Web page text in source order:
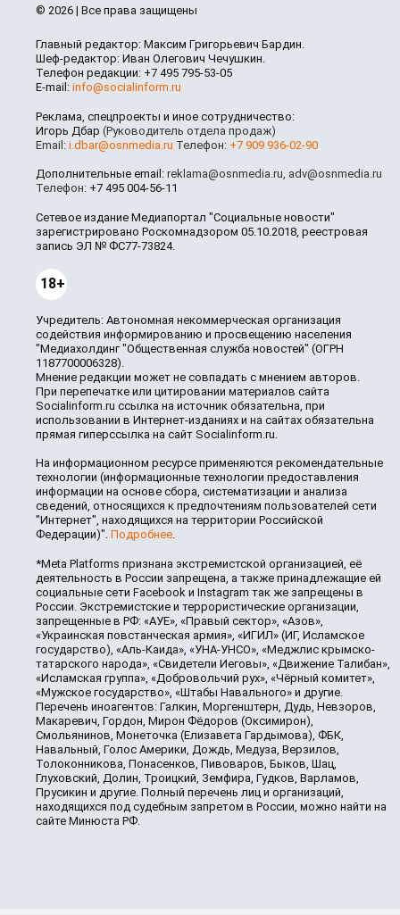
© 2026 | Все права защищены
Главный редактор: Максим Григорьевич Бардин.
Шеф-редактор: Иван Олегович Чечушкин.
Телефон редакции: +7 495 795-53-05
E-mail: info@socialinform.ru
Реклама, спецпроекты и иное сотрудничество:
Игорь Дбар (Руководитель отдела продаж)
Email: i.dbar@osnmedia.ru Телефон: +7 909 936-02-90
Дополнительные email: reklama@osnmedia.ru adv@osnmedia.ru
Телефон: +7 495 004-56-11
Сетевое издание Медиапортал "Социальные новости"
зарегистрировано Роскомнадзором 05.10.2018, реестровая
запись ЭЛ № ФС77-73824.
18+
Учредитель: Автономная некоммерческая организация
содействия информированию и просвещению населения
"Медиахолдинг "Общественная служба новостей" (ОГРН
1187700006328).
Мнение редакции может не совпадать с мнением авторов.
При перепечатке или цитировании материалов сайта
Socialinform.ru ссылка на источник обязательна, при
использовании в Интернет-изданиях и на сайтах обязательна
прямая гиперссылка на сайт Socialinform.ru.
На информационном ресурсе применяются рекомендательные
технологии (информационные технологии предоставления
информации на основе сбора, систематизации и анализа
сведений, относящихся к предпочтениям пользователей сети
"Интернет", находящихся на территории Российской
Федерации)". Подробнее
*Meta Platforms признана экстремистской организацией, её
деятельность в России запрещена, а также принадлежащие ей
социальные сети Facebook и Instagram так же запрещены в
России. Экстремистские и террористические организации,
запрещенные в РФ: «АУЕ», «Правый сектор», «Азов»,
«Украинская повстанческая армия», «ИГИЛ» (ИГ, Исламское
государство), «Аль-Каида», «УНА-УНСО», «Меджлис крымско-
татарского народа», «Свидетели Иеговы», «Движение Талибан»,
«Исламская группа», «Добровольчий рух», «Чёрный комитет»,
«Мужское государство», «Штабы Навального» и другие.
Перечень иноагентов: Галкин, Моргенштерн, Дудь, Невзоров,
Макаревич, Гордон, Мирон Фёдоров (Оксимирон),
Смольянинов, Монеточка (Елизавета Гардымова), ФБК,
Навальный, Голос Америки, Дождь, Медуза, Верзилов,
Толоконникова, Понасенков, Пивоваров, Быков, Шац,
Глуховский, Долин, Троицкий, Земфира, Гудков, Варламов,
Прусикин и другие. Полный перечень лиц и организаций,
находящихся под судебным запретом в России, можно найти на
сайте Минюста РФ.